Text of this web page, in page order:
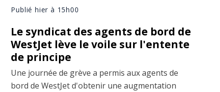
Publié hier à 15h00
Le syndicat des agents de bord de
WestJet lève le voile sur l'entente
de principe
Une journée de grève a permis aux agents de
bord de WestJet d'obtenir une augmentation